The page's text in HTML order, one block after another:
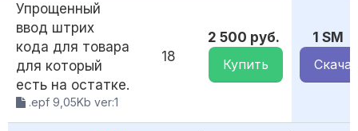
Упрощенный
ввод штрих
кода для товара
для который
есть на остатке.
.epf 9,05Kb ver:1
18
2 500 руб.
Купить
1 SM